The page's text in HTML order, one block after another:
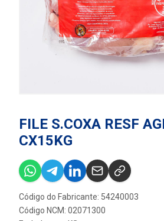
FILE S.COXA RESF
CX15KG
Código do Fabricante: 54240003
Código NCM: 02071300